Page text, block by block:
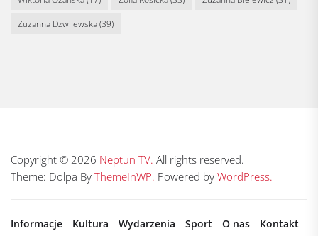
Zuzanna Dzwilewska(39)
Copyright © 2026 Neptun TV. All rights reserved.
Theme: Dolpa By ThemeInWP. Powered by WordPress.
Informacje Kultura Wydarzenia Sport O nas Kontakt